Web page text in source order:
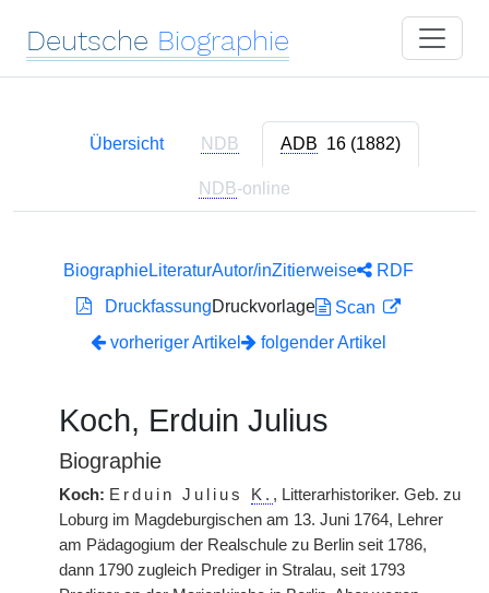
Deutsche Biographie
Übersicht NDB ADB 16 (1882)
NDB-online
BiographieLiteraturAutor/inZitierweise
RDF
DruckfassungDruckvorlage
Scan
vorheriger Artikel
folgender Artikel
Koch, Erduin Julius
Biographie
Koch: Erduin Julius K. , Litterarhistoriker. Geb. zu
Loburg im Magdeburgischen am 13. Juni 1764, Lehrer
am Pädagogium der Realschule zu Berlin seit 1786,
dann 1790 zugleich Prediger in Stralau, seit 1793